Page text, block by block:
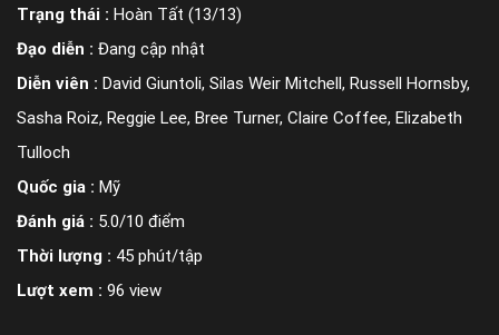
Trạng thái : Hoàn Tất (13/13)
Đạo diễn : Đang cập nhật
Diễn viên : David Giuntoli, Silas Weir Mitchell, Russell Hornsby,
Sasha Roiz, Reggie Lee, Bree Turner, Claire Coffee, Elizabeth
Tulloch
Quốc gia : Mỹ
Đánh giá : 5.0/10 điểm
Thời lượng : 45 phút/tập
Lượt xem : 96 view